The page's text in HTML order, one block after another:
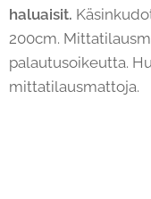
haluaisit.
200cm.
palautusoikeutta.
mittatilausmattoja.